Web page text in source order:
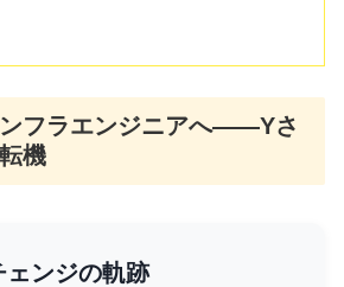
フラエンジニアへ――Yさ
機
ェンジの軌跡